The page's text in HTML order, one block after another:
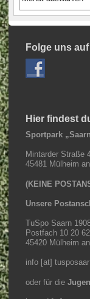
Beiträge
Folge uns
Hier findest
Sportpark
Mintarder Straße
45481 Mülheim
(KEINE
Unsere
TuSpo Saarn
Postfach 10 20 62
45420 Mülheim
info [at]
oder für die